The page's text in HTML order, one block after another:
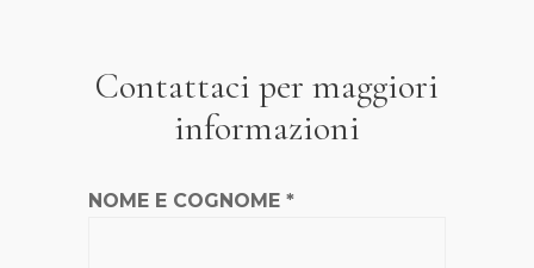
Contattaci per maggiori
informazioni
NOME E COGNOME *